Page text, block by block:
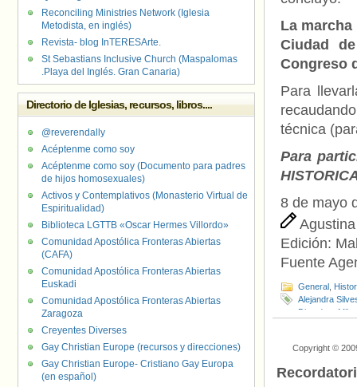
La
Ciudad
Congreso
Para
técnica
Para
8 de mayo
Edición:
Fuente
General
Alejandra
Dictadura Miltar
Rivas,
Copyright ©
Reconciling Ministries Network (Iglesia
Metodista, en inglés)
Revista- blog InTERESArte.
St Sebastians Inclusive Church (Maspalomas
.Playa del Inglés. Gran Canaria)
Directorio de Iglesias, recursos, libros....
@reverendally
Acéptenme como soy
Acéptenme como soy (Documento para padres
de hijos homosexuales)
Activos y Contemplativos (Monasterio Virtual de
Espiritualidad)
Biblioteca LGTTB «Oscar Hermes Villordo»
Comunidad Apostólica Fronteras Abiertas
(CAFA)
Comunidad Apostólica Fronteras Abiertas
Euskadi
Comunidad Apostólica Fronteras Abiertas
Zaragoza
Creyentes Diverses
Gay Christian Europe (recursos y direcciones)
Gay Christian Europe- Cristiano Gay Europa
(en español)